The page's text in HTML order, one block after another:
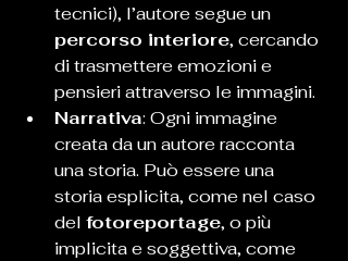
tecnici), l’autore segue un
percorso interiore, cercando
di trasmettere emozioni e
pensieri attraverso le immagini.
Narrativa: Ogni immagine
creata da un autore racconta
una storia. Può essere una
storia esplicita, come nel caso
del fotoreportage, o più
implicita e soggettiva, come